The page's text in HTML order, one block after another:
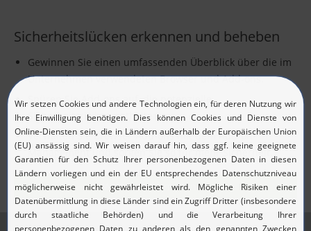
Sicherheitslücken erkennen und beheben
Gewinnen Sie einen umfassenden Überblick über die im
Unternehmen verwendeten Browser und Add-ons.
Spüren Sie Add-ons auf, die potenzielle
Sicherheitsrisiken enthalten.
Verwalten Sie Browser-Add-ons mit dem Add-on-
Management und sorgen Sie so für mehr Sicherheit.
Weitere Informationen